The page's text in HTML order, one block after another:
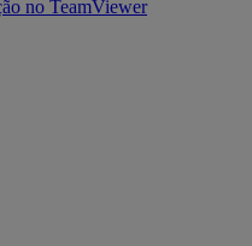
no TeamViewer